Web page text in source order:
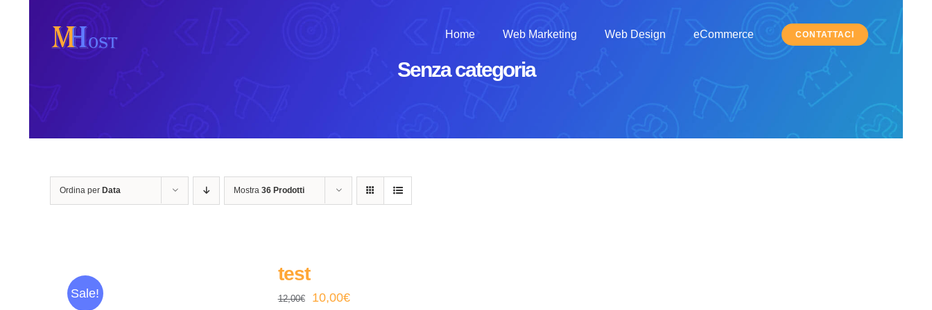
Home Web Marketing Web Design eCommerce CONTATTACI
Senza categoria
Ordina per Data Mostra 36 Prodotti
Sale!
test
12,00€
Il
10,00€Il